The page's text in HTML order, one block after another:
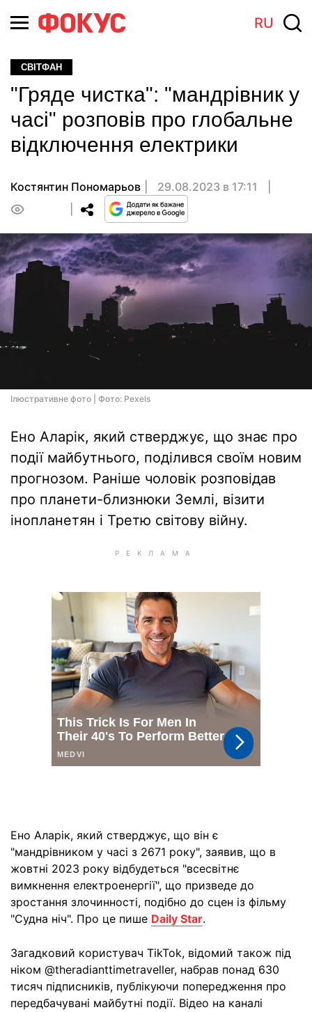
RU
СВІТФАН
"Гряде чистка": "мандрівник у
часі" розповів про глобальне
відключення електрики
Костянтин Пономарьов
29.08.2023 в 17:11
Ілюстративне фото | Фото: Pexels
Ено Аларік, який стверджує, що знає про
події майбутнього, поділився своїм новим
прогнозом. Раніше чоловік розповідав
про планети-близнюки Землі, візити
інопланетян і Третю світову війну.
Ено Аларік, який стверджує, що він є
"мандрівником у часі з 2671 року", заявив, що в
жовтні 2023 року відбудеться "всесвітнє
вимкнення електроенергії", що призведе до
зростання злочинності, подібно до сцен із фільму
"Судна ніч". Про це пише Daily Star.
Загадковий користувач TikTok, відомий також під
ніком @theradianttimetraveller, набрав понад 630
тисяч підписників, публікуючи попередження про
передбачувані майбутні події. Відео на каналі